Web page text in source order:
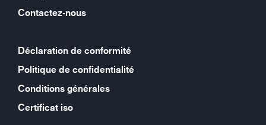
Contactez-nous
Déclaration de conformité
Politique de confidentialité
Conditions générales
Certificat iso